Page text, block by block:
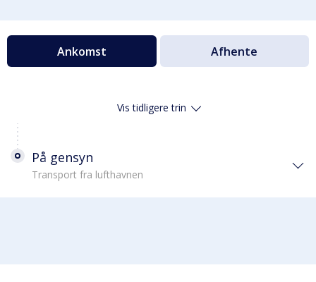
Ankomst Afhente
Vis tidligere trin
På gensyn
Transport fra lufthavnen